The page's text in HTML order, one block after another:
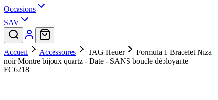
Occasions
SAV
Accueil Accessoires TAG Heuer
Formula 1 Bracelet Niza
noir Montre bijoux quartz - Date - SANS boucle déployante
FC6218